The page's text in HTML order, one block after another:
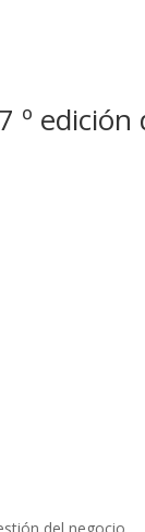
º
del negocio